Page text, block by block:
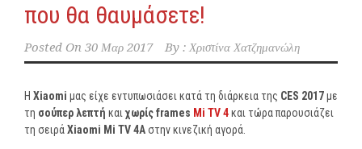
που θα θαυμάσετε!
Posted On 30 Μαρ 2017 By : Χριστίνα Χατζημανώλη
H Xiaomi μας είχε εντυπωσιάσει κατά τη διάρκεια της CES 2017με
τη σούπερ λεπτή και χωρίς frames Mi TV 4και τώρα παρουσιάζει
τη σειράXiaomi Mi TV 4Aστην κινεζική αγορά.